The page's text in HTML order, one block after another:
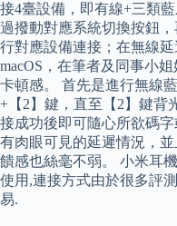
接4臺設備，即有線+三類
過撥動對應系統切換按鈕
行對應設備連接；在無線
macOS，在筆者及同事小
卡頓感。 首先是進行無線
+【2】鍵，直至【2】鍵背
接成功後即可隨心所欲碼
有肉眼可見的延遲情況，
饋感也絲毫不弱。 小米耳
使用,連接方式由於很多評
易.